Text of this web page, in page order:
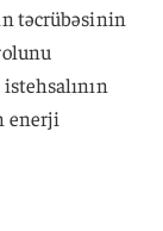
təcrübəsinin
enerji